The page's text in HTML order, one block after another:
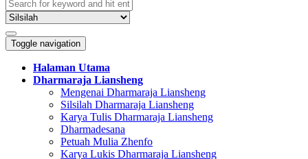
Toggle navigation
Halaman Utama
Dharmaraja Liansheng
Mengenai Dharmaraja Liansheng
Silsilah Dharmaraja Liansheng
Karya Tulis Dharmaraja Liansheng
Dharmadesana
Petuah Mulia Zhenfo
Karya Lukis Dharmaraja Liansheng